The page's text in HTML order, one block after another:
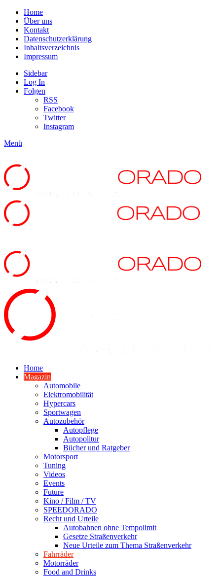
Home
Über uns
Kontakt
Datenschutzerklärung
Inhaltsverzeichnis
Impressum
Sidebar
Log In
Folgen
RSS
Facebook
Twitter
Instagram
Menü
Home
Magazin
Automobile
Elektromobilität
Hypercars
Sportwagen
Autozubehör
Autopflege
Autopolitur
Bücher und Ratgeber
Motorsport
Tuning
Videos
Events
Future
Kino / Film / TV
SPEEDORADO
Recht und Urteile
Autobahnen ohne Tempolimit
Gesetze Straßenverkehr
Neue Urteile zum Thema Straßenverkehr
Fahrräder
Motorräder
Food and Drinks